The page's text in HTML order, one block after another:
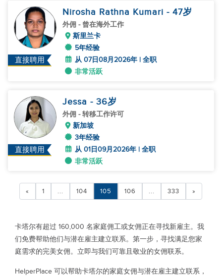
直接聘用
Nirosha Rathna Kumari - 47岁
外佣 - 曾在海外工作
斯里兰卡
5年经验
从 07日08月2026年 | 全职
非常活跃
直接聘用
Jessa - 36岁
外佣 - 转移工作许可
新加坡
3年经验
从 01日09月2026年 | 全职
非常活跃
« 1 ... 104 105 106 ... 333 »
卡塔尔有超过 160,000 名家庭佣工或女佣正在寻找新雇主。我
们免费帮助他们与潜在雇主建立联系。第一步，寻找满足您家
庭需求的完美女佣。立即与我们可靠且敬业的女佣联系。
HelperPlace 可以帮助卡塔尔的家庭女佣与潜在雇主建立联系，